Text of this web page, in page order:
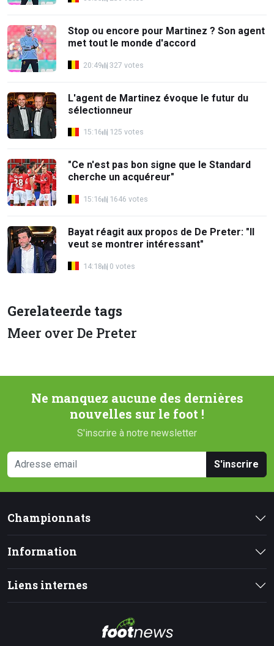
Stop ou encore pour Martinez ? Son agent
met tout le monde d'accord
20:49 327 votes
L'agent de Martinez évoque le futur du
sélectionneur
15:16 125 votes
"Ce n'est pas bon signe que le Standard
cherche un acquéreur"
15:16 1646 votes
Bayat réagit aux propos de De Preter: "Il
veut se montrer intéressant"
14:18 0 votes
Gerelateerde tags
Meer over De Preter
Ne manquez aucune des dernières
nouvelles sur le foot !
S'inscrire à notre newsletter
S'inscrire
Championnats
Information
Liens internes